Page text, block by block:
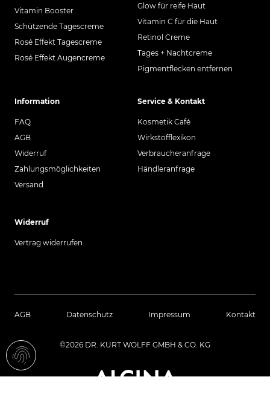
Vitamin Booster
Schützende Tagescreme
Rosé Effekt Tagescreme
Rosé Effekt Augencreme
Glow für reife Haut
Vitamin C für die Haut
Retinol Creme
Tages + Nachtcreme
Pigmentflecken entfernen
Information
FAQ
AGB
Widerruf
Zahlungsmöglichkeiten
Versand
Service & Kontakt
Kosmetik Café
Wirkstofflexikon
Verbraucheranfrage
Händleranfrage
Widerruf
Vertrag widerrufen
AGB Datenschutz Impressum Kontakt
©2026 DR. KURT WOLFF GMBH & CO. KG